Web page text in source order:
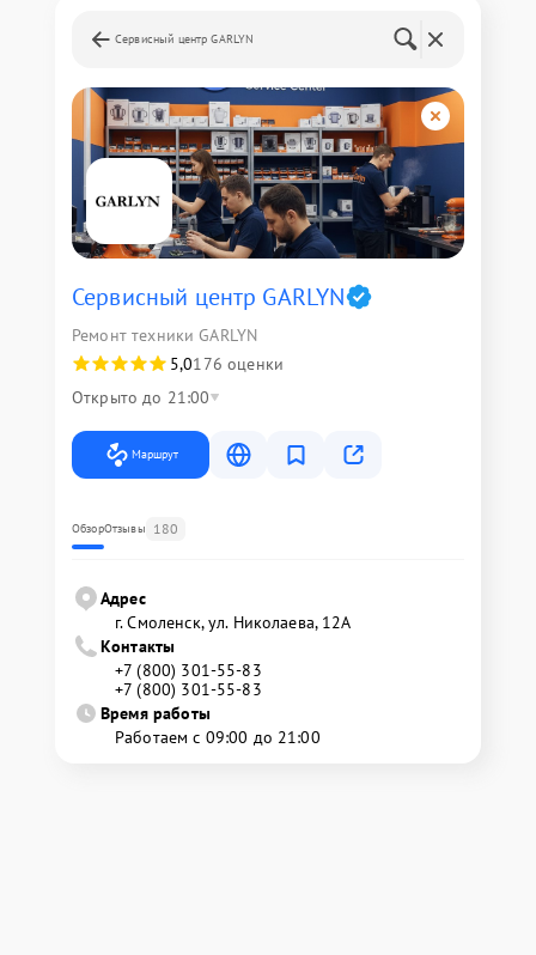
Сервисный центр GARLYN
Сервисный центр GARLYN
Ремонт техники GARLYN
5,0176 оценки
Открыто до 21:00
Маршрут
ОбзорОтзывы 180
Адрес
г. Смоленск, ул. Николаева, 12А
Контакты
+7 (800) 301-55-83
+7 (800) 301-55-83
Время работы
Работаем с 09:00 до 21:00